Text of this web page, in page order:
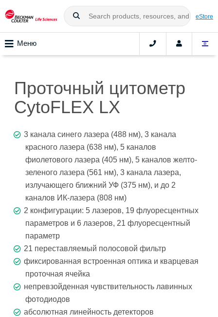
eStore
Меню
Проточный цитометр
CytoFLEX LX
3 канала синего лазера (488 нм), 3 канала
красного лазера (638 нм), 5 каналов
фиолетового лазера (405 нм), 5 каналов желто-
зеленого лазера (561 нм), 3 канала лазера,
излучающего ближний УФ (375 нм), и до 2
каналов ИК-лазера (808 нм)
2 конфигурации: 5 лазеров, 19 флуоресцентных
параметров и 6 лазеров, 21 флуоресцентный
параметр
21 переставляемый полосовой фильтр
фиксированная встроенная оптика и кварцевая
проточная ячейка
непревзойденная чувствительность лавинных
фотодиодов
абсолютная линейность детекторов